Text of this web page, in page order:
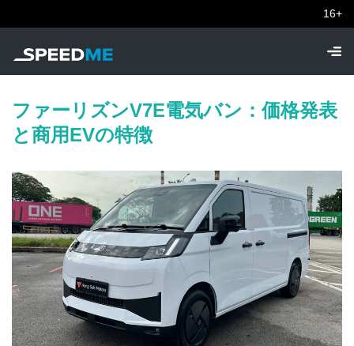
16+
ファーリズンV7E電気バン：価格発表
と商用EVの特徴